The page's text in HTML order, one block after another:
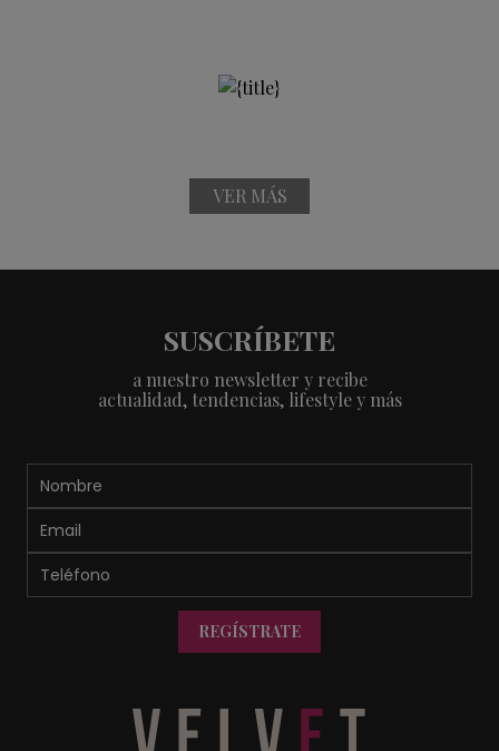
VER MÁS
SUSCRÍBETE
a nuestro newsletter y recibe
actualidad, tendencias, lifestyle y más
REGÍSTRATE